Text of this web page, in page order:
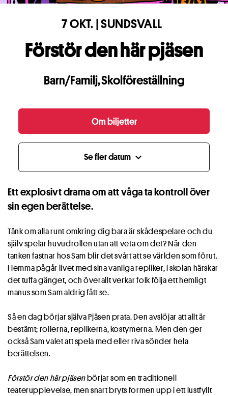
7 OKT. | SUNDSVALL
Förstör den här pjäsen
Barn/Familj,Skolföreställning
Om biljetter
Se fler datum expand_more
Ett explosivt drama om att våga ta kontroll över
sin egen berättelse.
Tänk om alla runt omkring dig bara är skådespelare och du
själv spelar huvudrollen utan att veta om det? När den
tanken fastnar hos Sam blir det svårt att se världen som förut.
Hemma pågår livet med sina vanliga repliker, i skolan härskar
det tuffa gänget, och överallt verkar folk följa ett hemligt
manus som Sam aldrig fått se.
Så en dag börjar själva Pjäsen prata. Den avslöjar att allt är
bestämt; rollerna, replikerna, kostymerna. Men den ger
också Sam valet att spela med eller riva sönder hela
berättelsen.
Förstör den här pjäsenbörjar som en traditionell
teaterupplevelse, men snart bryts formen upp i ett lustfyllt